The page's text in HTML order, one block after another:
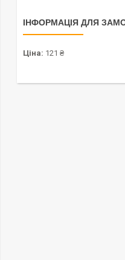
ІНФОРМАЦІЯ ДЛЯ
Ціна: 121 ₴